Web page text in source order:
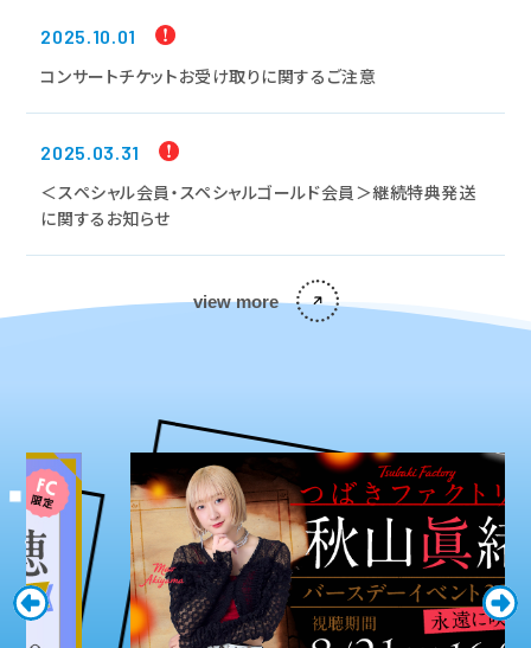
2025.10.01
コンサートチケットお受け取りに関するご注意
2025.03.31
＜スペシャル会員・スペシャルゴールド会員＞継続特典発送
に関するお知らせ
view more